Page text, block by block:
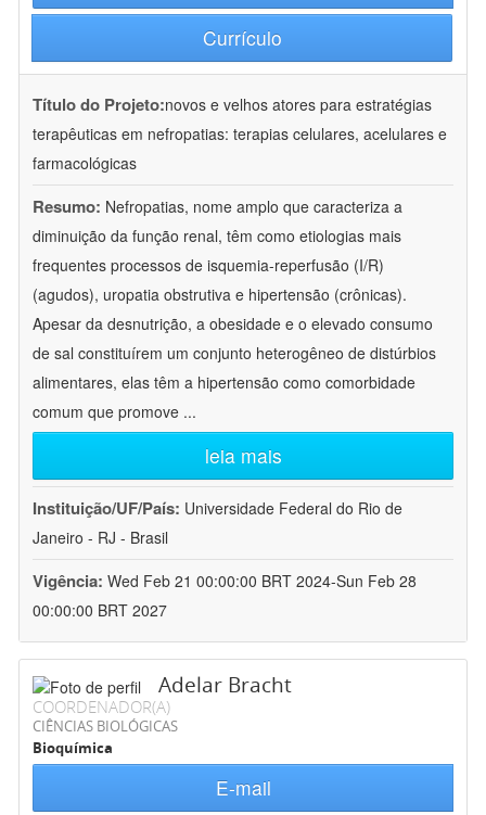
Currículo
Título do Projeto:novos e velhos atores para estratégias
terapêuticas em nefropatias: terapias celulares, acelulares e
farmacológicas
Resumo: Nefropatias, nome amplo que caracteriza a
diminuição da função renal, têm como etiologias mais
frequentes processos de isquemia-reperfusão (I/R)
(agudos), uropatia obstrutiva e hipertensão (crônicas).
Apesar da desnutrição, a obesidade e o elevado consumo
de sal constituírem um conjunto heterogêneo de distúrbios
alimentares, elas têm a hipertensão como comorbidade
comum que promove ...
leia mais
Instituição/UF/País: Universidade Federal do Rio de
Janeiro - RJ - Brasil
Vigência: Wed Feb 21 00:00:00 BRT 2024-Sun Feb 28
00:00:00 BRT 2027
Adelar Bracht
COORDENADOR(A)
CIÊNCIAS BIOLÓGICAS
Bioquímica
E-mail